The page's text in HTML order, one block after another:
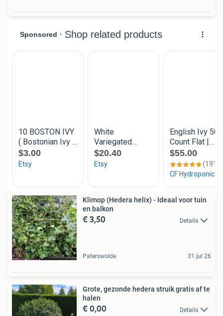
Klimop (Hedera helix) - Ideaal voor tuin
en balkon
€ 3,50 Details
Paterswolde 31 jul 26
Grote, gezonde hedera struik gratis af te
halen
€ 0,00 Details